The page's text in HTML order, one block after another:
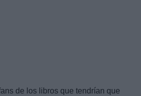
de los libros que tendrían que